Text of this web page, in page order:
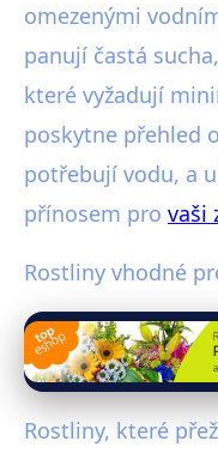
omezenými
panují častá
které vyžadují
poskytne přehled
potřebují vodu, a
přínosem pro vaši
Rostliny vhodné
Rostliny, které